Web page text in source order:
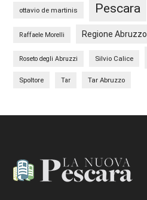
ottavio de martinis Pescara
Raffaele Morelli Regione Abruzzo
Roseto degli Abruzzi Silvio Calice
Spoltore Tar Tar Abruzzo
Footer